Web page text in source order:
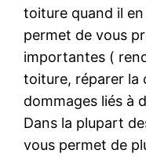
toiture quand il
permet de vous
importantes (
toiture, réparer la
dommages liés à
Dans la plupart
vous permet de